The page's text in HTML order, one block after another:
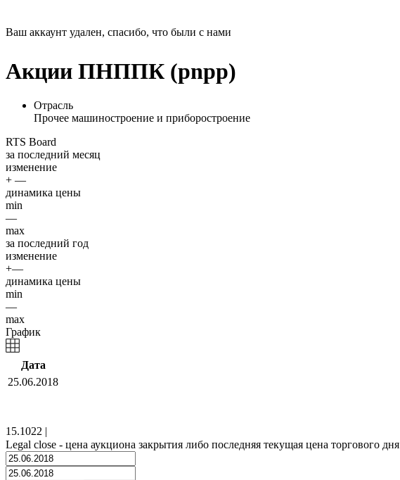
Ваш аккаунт удален, спасибо, что были с нами
Акции ПНППК (pnpp)
Отрасль
Прочее машиностроение и приборостроение
RTS Board
за последний месяц
изменение
+ —
динамика цены
min
—
max
за последний год
изменение
+—
динамика цены
min
—
max
График
Дата
25.06.2018
15.1022 |
Legal close - цена аукциона закрытия либо последняя текущая цена торгового дня